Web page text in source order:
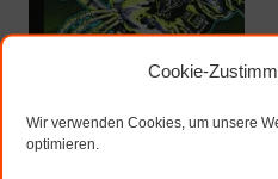
Cookie-
Wir verwenden Cookies, um unsere
optimieren.